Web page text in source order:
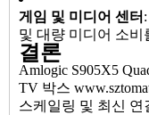
게임 및 미디어 센터
및 대량 미디어 소비
결론
Amlogic S905X5
TV 박스
스케일링 및 최신